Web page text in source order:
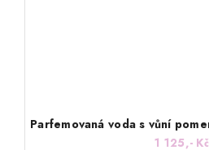
Parfemovaná voda s vůní
1 125,- Kč